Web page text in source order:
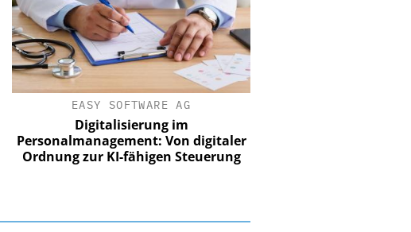
EASY SOFTWARE AG
Digitalisierung im
Personalmanagement: Von digitaler
Ordnung zur KI-fähigen Steuerung